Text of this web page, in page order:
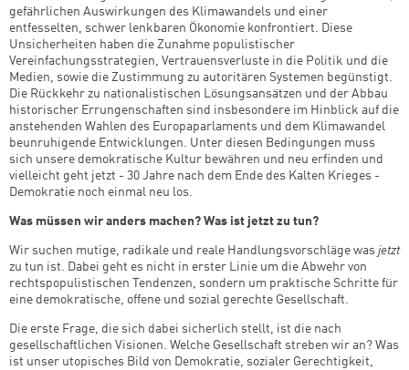
gefährlichen Auswirkungen des Klimawandels und einer
entfesselten, schwer lenkbaren Ökonomie konfrontiert. Diese
Unsicherheiten haben die Zunahme populistischer
Vereinfachungsstrategien, Vertrauensverluste in die Politik und die
Medien, sowie die Zustimmung zu autoritären Systemen begünstigt.
Die Rückkehr zu nationalistischen Lösungsansätzen und der Abbau
historischer Errungenschaften sind insbesondere im Hinblick auf die
anstehenden Wahlen des Europaparlaments und dem Klimawandel
beunruhigende Entwicklungen. Unter diesen Bedingungen muss
sich unsere demokratische Kultur bewähren und neu erfinden und
vielleicht geht jetzt - 30 Jahre nach dem Ende des Kalten Krieges -
Demokratie noch einmal neu los.
Was müssen wir anders machen? Was ist jetzt zu tun?
Wir suchen mutige, radikale und reale Handlungsvorschläge was jetzt
zu tun ist. Dabei geht es nicht in erster Linie um die Abwehr von
rechtspopulistischen Tendenzen, sondern um praktische Schritte für
eine demokratische, offene und sozial gerechte Gesellschaft.
Die erste Frage, die sich dabei sicherlich stellt, ist die nach
gesellschaftlichen Visionen. Welche Gesellschaft streben wir an? Was
ist unser utopisches Bild von Demokratie, sozialer Gerechtigkeit,